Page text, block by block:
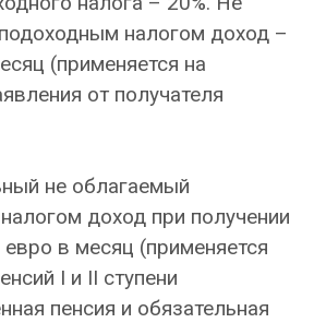
налогом доход –
(применяется на
от получателя
не облагаемый
доход при получении
в месяц (применяется
I и II ступени
пенсия и обязательная